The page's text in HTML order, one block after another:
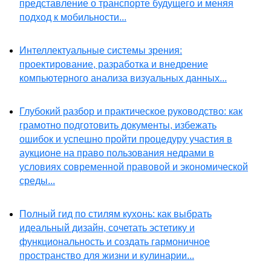
представление о транспорте будущего и меняя
подход к мобильности...
Интеллектуальные системы зрения:
проектирование, разработка и внедрение
компьютерного анализа визуальных данных...
Глубокий разбор и практическое руководство: как
грамотно подготовить документы, избежать
ошибок и успешно пройти процедуру участия в
аукционе на право пользования недрами в
условиях современной правовой и экономической
среды...
Полный гид по стилям кухонь: как выбрать
идеальный дизайн, сочетать эстетику и
функциональность и создать гармоничное
пространство для жизни и кулинарии...